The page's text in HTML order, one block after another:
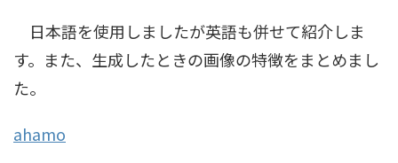
日本語を使用しましたが英語も併せて紹介しま
す。また、生成したときの画像の特徴をまとめまし
た。
ahamo